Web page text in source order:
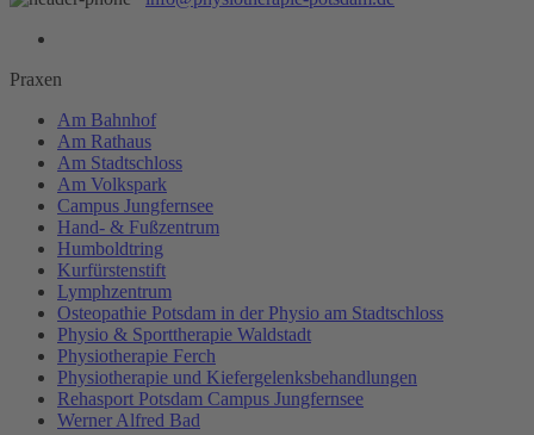
Praxen
Am Bahnhof
Am Rathaus
Am Stadtschloss
Am Volkspark
Campus Jungfernsee
Hand- & Fußzentrum
Humboldtring
Kurfürstenstift
Lymphzentrum
Osteopathie Potsdam in der Physio am Stadtschloss
Physio & Sporttherapie Waldstadt
Physiotherapie Ferch
Physiotherapie und Kiefergelenksbehandlungen
Rehasport Potsdam Campus Jungfernsee
Werner Alfred Bad